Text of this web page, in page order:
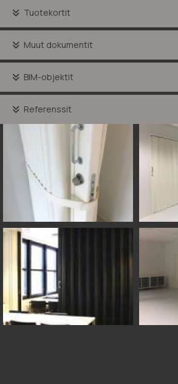
Tuotekortit
Muut dokumentit
BIM-objektit
Referenssit